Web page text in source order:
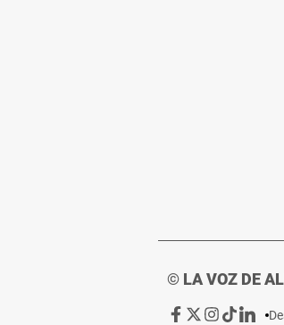
© LA VOZ DE
Ir Ir Ir Ir Ir